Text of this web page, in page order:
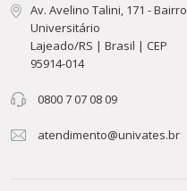
Av. Avelino Talini, 171 - Bairro
Universitário
Lajeado/RS | Brasil | CEP
95914-014
0800 7 07 08 09
atendimento@univates.br